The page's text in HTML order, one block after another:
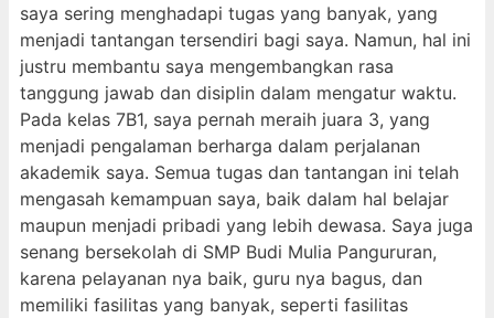
saya sering menghadapi tugas yang banyak, yang
menjadi tantangan tersendiri bagi saya. Namun, hal ini
justru membantu saya mengembangkan rasa
tanggung jawab dan disiplin dalam mengatur waktu.
Pada kelas 7B1, saya pernah meraih juara 3, yang
menjadi pengalaman berharga dalam perjalanan
akademik saya. Semua tugas dan tantangan ini telah
mengasah kemampuan saya, baik dalam hal belajar
maupun menjadi pribadi yang lebih dewasa. Saya juga
senang bersekolah di SMP Budi Mulia Pangururan,
karena pelayanan nya baik, guru nya bagus, dan
memiliki fasilitas yang banyak, seperti fasilitas